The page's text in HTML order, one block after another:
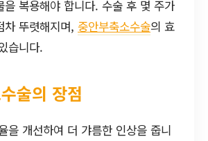
을 복용해야 합니다. 수술 후 몇 주가
차 뚜렷해지며, 중안부축소수술의 효
습니다.
술의 장점
을 개선하여 더 갸름한 인상을 줍니